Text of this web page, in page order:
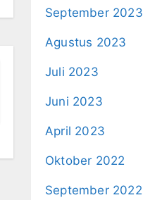
September 2023
Agustus 2023
Juli 2023
Juni 2023
April 2023
Oktober 2022
September 2022